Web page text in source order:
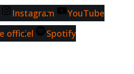
Instagram
YouTube
officiel
Spotify